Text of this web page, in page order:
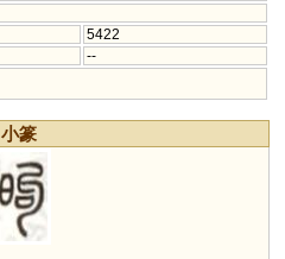
5422
--
小篆